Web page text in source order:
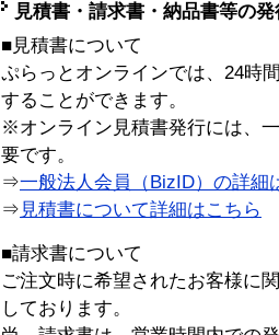
見積書・請求書・納品書等の
■見積書について
ぷらっとオンラインでは、24時
することができます。
※オンライン見積書発行には、
要です。
⇒一般法人会員（BizID）の詳細
⇒ 見積書について詳細はこちら
■請求書について
ご注文時に希望されたお客様に
しております。